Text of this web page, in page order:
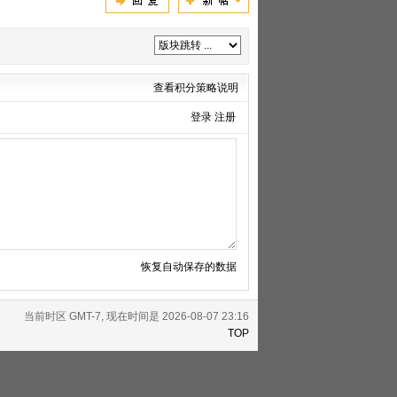
查看积分策略说明
登录 注册
恢复自动保存的数据
当前时区 GMT-7, 现在时间是 2026-08-07 23:16
TOP